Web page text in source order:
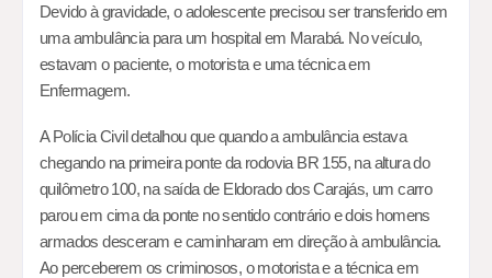
Devido à gravidade, o adolescente precisou ser transferido em
uma ambulância para um hospital em Marabá. No veículo,
estavam o paciente, o motorista e uma técnica em
Enfermagem.
A Polícia Civil detalhou que quando a ambulância estava
chegando na primeira ponte da rodovia BR 155, na altura do
quilômetro 100, na saída de Eldorado dos Carajás, um carro
parou em cima da ponte no sentido contrário e dois homens
armados desceram e caminharam em direção à ambulância.
Ao perceberem os criminosos, o motorista e a técnica em